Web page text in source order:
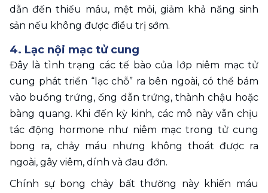
dẫn đến thiếu máu, mệt mỏi, giảm khả năng sinh
sản nếu không được điều trị sớm.
4. Lạc nội mạc tử cung
Đây là tình trạng các tế bào của lớp niêm mạc tử
cung phát triển “lạc chỗ” ra bên ngoài, có thể bám
vào buồng trứng, ống dẫn trứng, thành chậu hoặc
bàng quang. Khi đến kỳ kinh, các mô này vẫn chịu
tác động hormone như niêm mạc trong tử cung
bong ra, chảy máu nhưng không thoát được ra
ngoài, gây viêm, dính và đau đớn.
Chính sự bong chảy bất thường này khiến máu